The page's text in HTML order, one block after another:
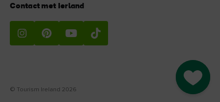
Go to
Contact met Ierland
© Tourism Ireland 2026